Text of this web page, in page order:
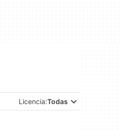
Licencia:Todas